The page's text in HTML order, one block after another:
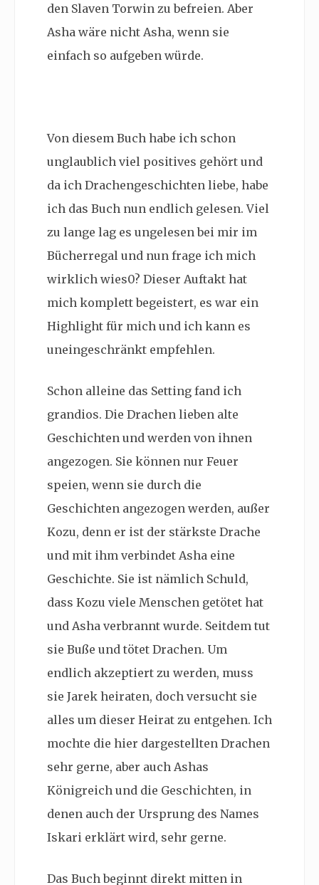
den Slaven Torwin zu befreien. Aber
Asha wäre nicht Asha, wenn sie
einfach so aufgeben würde.
Von diesem Buch habe ich schon
unglaublich viel positives gehört und
da ich Drachengeschichten liebe, habe
ich das Buch nun endlich gelesen. Viel
zu lange lag es ungelesen bei mir im
Bücherregal und nun frage ich mich
wirklich wies0? Dieser Auftakt hat
mich komplett begeistert, es war ein
Highlight für mich und ich kann es
uneingeschränkt empfehlen.
Schon alleine das Setting fand ich
grandios. Die Drachen lieben alte
Geschichten und werden von ihnen
angezogen. Sie können nur Feuer
speien, wenn sie durch die
Geschichten angezogen werden, außer
Kozu, denn er ist der stärkste Drache
und mit ihm verbindet Asha eine
Geschichte. Sie ist nämlich Schuld,
dass Kozu viele Menschen getötet hat
und Asha verbrannt wurde. Seitdem tut
sie Buße und tötet Drachen. Um
endlich akzeptiert zu werden, muss
sie Jarek heiraten, doch versucht sie
alles um dieser Heirat zu entgehen. Ich
mochte die hier dargestellten Drachen
sehr gerne, aber auch Ashas
Königreich und die Geschichten, in
denen auch der Ursprung des Names
Iskari erklärt wird, sehr gerne.
Das Buch beginnt direkt mitten in